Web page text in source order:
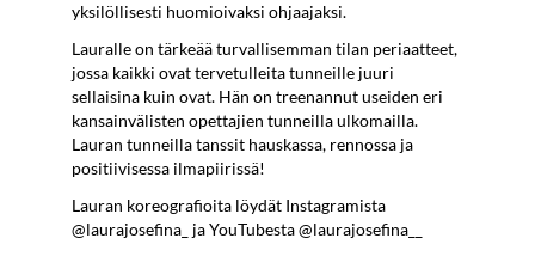
yksilöllisesti huomioivaksi ohjaajaksi.
Lauralle on tärkeää turvallisemman tilan periaatteet,
jossa kaikki ovat tervetulleita tunneille juuri
sellaisina kuin ovat. Hän on treenannut useiden eri
kansainvälisten opettajien tunneilla ulkomailla.
Lauran tunneilla tanssit hauskassa, rennossa ja
positiivisessa ilmapiirissä!
Lauran koreografioita löydät Instagramista
@laurajosefina_ ja YouTubesta @laurajosefina__